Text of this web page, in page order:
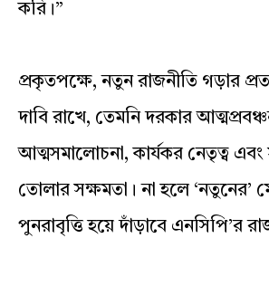
করি।”
প্রকৃতপক্ষে, নতুন রাজনীতি গড়ার
দাবি রাখে, তেমনি দরকার
আত্মসমালোচনা, কার্যকর নেতৃত্ব
তোলার সক্ষমতা। না হলে
পুনরাবৃত্তি হয়ে দাঁড়াবে এনসিপি’র